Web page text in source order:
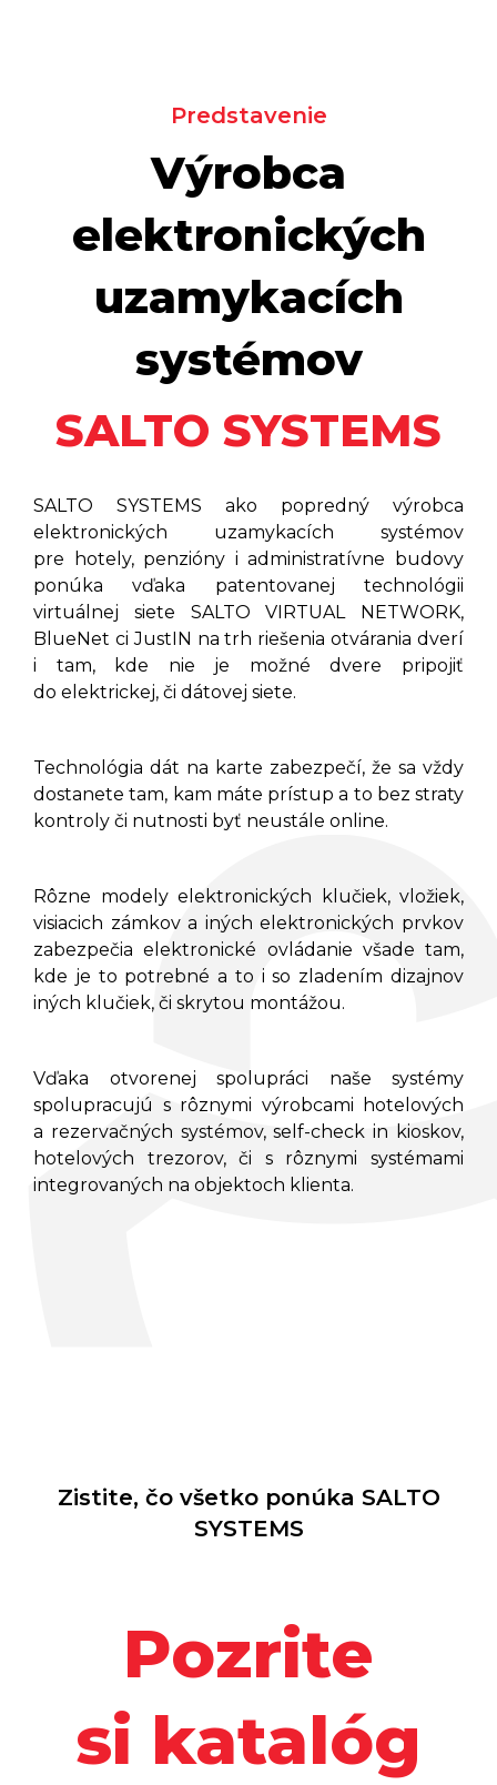
Predstavenie
Výrobca
elektronických
uzamykacích
systémov
SALTO SYSTEMS
SALTO SYSTEMS ako popredný výrobca
elektronických uzamykacích systémov
pre hotely, penzióny i administratívne budovy
ponúka vďaka patentovanej technológii
virtuálnej siete SALTO VIRTUAL NETWORK,
BlueNet ci JustIN na trh riešenia otvárania dverí
i tam, kde nie je možné dvere pripojiť
do elektrickej, či dátovej siete.
Technológia dát na karte zabezpečí, že sa vždy
dostanete tam, kam máte prístup a to bez straty
kontroly či nutnosti byť neustále online.
Rôzne modely elektronických klučiek, vložiek,
visiacich zámkov a iných elektronických prvkov
zabezpečia elektronické ovládanie všade tam,
kde je to potrebné a to i so zladením dizajnov
iných klučiek, či skrytou montážou.
Vďaka otvorenej spolupráci naše systémy
spolupracujú s rôznymi výrobcami hotelových
a rezervačných systémov, self-check in kioskov,
hotelových trezorov, či s rôznymi systémami
integrovaných na objektoch klienta.
Zistite, čo všetko ponúka SALTO
SYSTEMS
Pozrite
si katalóg